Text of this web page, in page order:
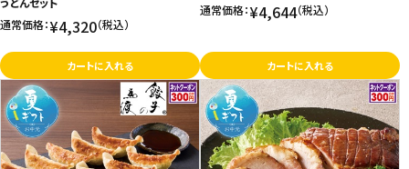
通常価格：¥4,320（税込）
カートに入れる
通常価格：¥4,644（税込）
カートに入れる